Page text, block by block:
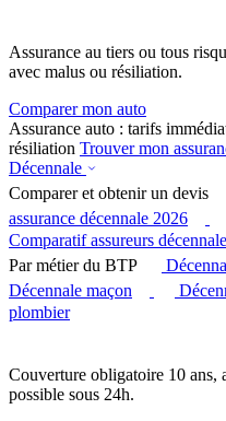
Assurance au tiers ou tous
avec malus ou résiliation.
Comparer mon auto
Assurance auto : tarifs
résiliation Trouver mon
Décennale
Comparer et obtenir un devis
assurance décennale 2026
Comparatif assureurs décennale
Par métier du BTP
Décennale maçon
plombier
Couverture obligatoire 10 ans,
possible sous 24h.